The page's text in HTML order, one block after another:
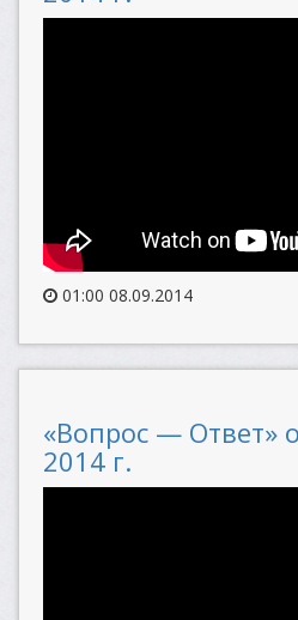
01:00 08.09.2014
«Вопрос — Ответ»
2014 г.